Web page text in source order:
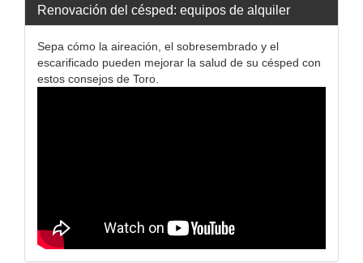
Renovación del césped: equipos de alquiler
Sepa cómo la aireación, el sobresembrado y el
escarificado pueden mejorar la salud de su césped con
estos consejos de Toro.